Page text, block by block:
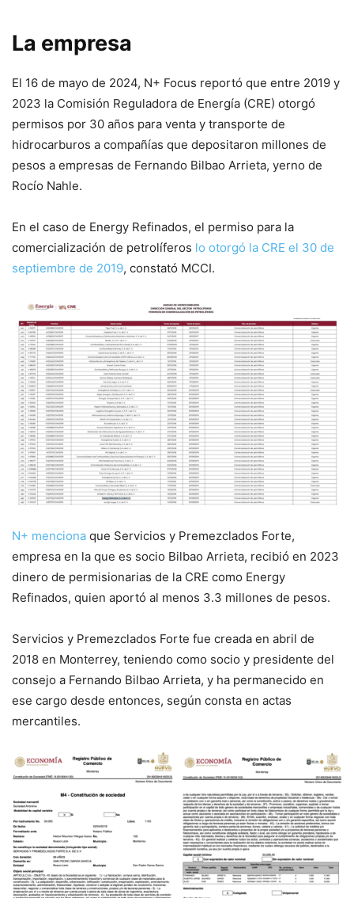
La empresa
El 16 de mayo de 2024, N+ Focus reportó que entre 2019 y
2023 la Comisión Reguladora de Energía (CRE) otorgó
permisos por 30 años para venta y transporte de
hidrocarburos a compañías que depositaron millones de
pesos a empresas de Fernando Bilbao Arrieta, yerno de
Rocío Nahle.
En el caso de Energy Refinados, el permiso para la
comercialización de petrolíferos lo otorgó la CRE el 30 de
septiembre de 2019, constató MCCI.
N+ menciona que Servicios y Premezclados Forte,
empresa en la que es socio Bilbao Arrieta, recibió en 2023
dinero de permisionarias de la CRE como Energy
Refinados, quien aportó al menos 3.3 millones de pesos.
Servicios y Premezclados Forte fue creada en abril de
2018 en Monterrey, teniendo como socio y presidente del
consejo a Fernando Bilbao Arrieta, y ha permanecido en
ese cargo desde entonces, según consta en actas
mercantiles.